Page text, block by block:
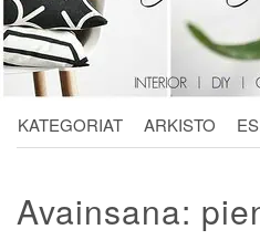
KATEGORIAT ARKISTO
Avainsana: